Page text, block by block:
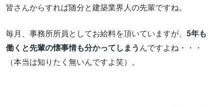
皆さんからすれば随分と建築業界人の先輩ですね。
毎月、事務所所員としてお給料を頂いていますが、 5年も
働くと先輩の懐事情も分かってしまう んですよね・・・
（本当は知りたく無いんですよ笑）。